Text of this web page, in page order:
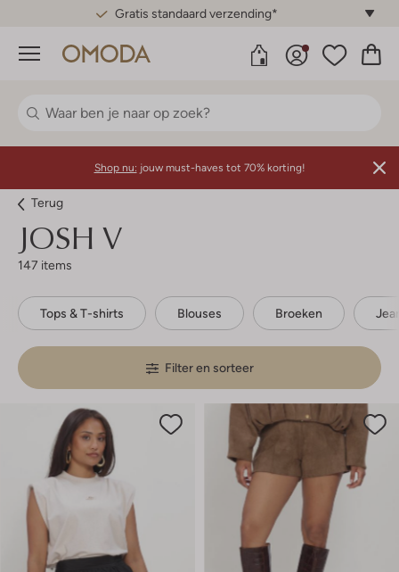
Gratis standaard verzending*
Menu
Shop nu: jouw must-haves tot 70% korting!
Terug
JOSH V
147 items
Tops & T-shirts Blouses Broeken
Filter en sorteer